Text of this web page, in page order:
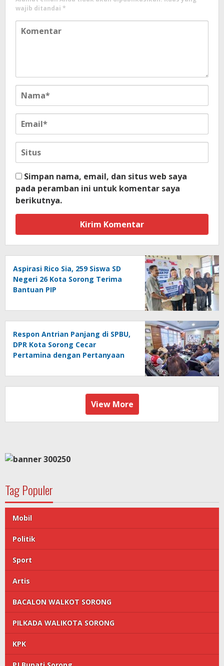
wajib ditandai *
Simpan nama, email, dan situs web saya
pada peramban ini untuk komentar saya
berikutnya.
Aspirasi Rico Sia, 259 Siswa SD
Negeri 26 Kota Sorong Terima
Bantuan PIP
Respon Antrian Panjang di SPBU,
DPR Kota Sorong Cecar
Pertamina dengan Pertanyaan
View More
Tag Populer
Mobil
Politik
Sport
Artis
BACALON WALKOT SORONG
PILKADA WALIKOTA SORONG
KPK